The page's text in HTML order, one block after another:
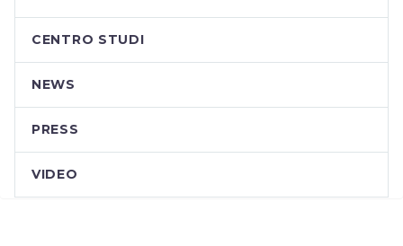
CENTRO STUDI
NEWS
PRESS
VIDEO